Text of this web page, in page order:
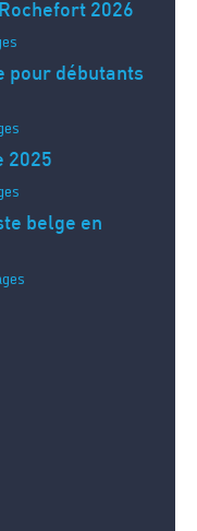
2026
pour débutants
2025
belge en